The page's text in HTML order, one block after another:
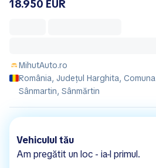
18.950 EUR
MihutAuto.ro
România, Județul Harghita, Comuna
Sânmartin, Sânmărtin
Vehiculul tău
Am pregătit un loc - ia-l primul.